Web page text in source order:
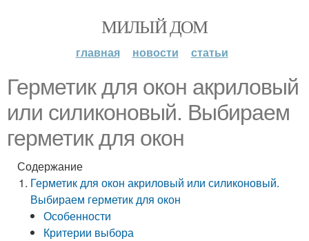
МИЛЫЙ ДОМ
главная новости статьи
Герметик для окон акриловый
или силиконовый. Выбираем
герметик для окон
Содержание
Герметик для окон акриловый или силиконовый.
Выбираем герметик для окон
Особенности
Критерии выбора